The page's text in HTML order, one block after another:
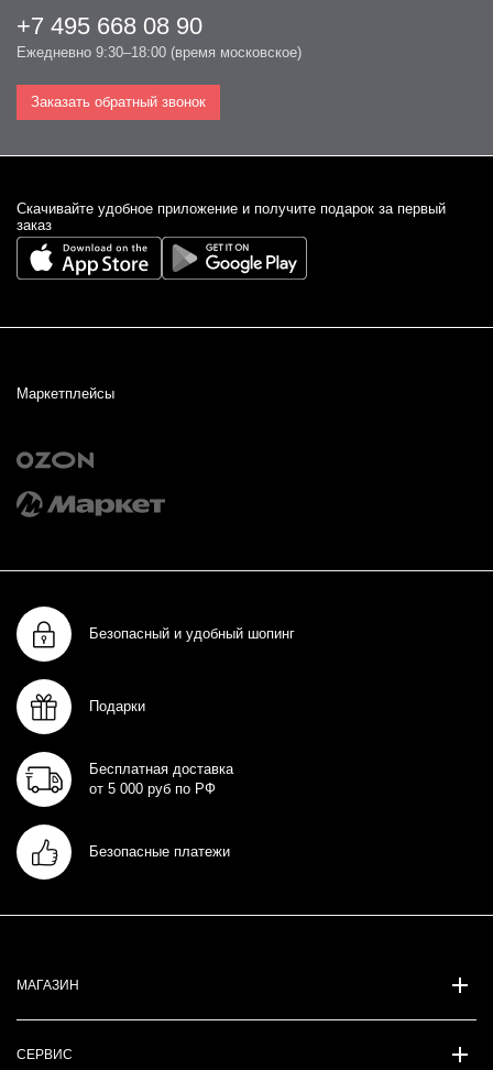
+7 495 668 08 90
Ежедневно 9:30–18:00 (время московское)
Заказать обратный звонок
Cкачивайте удобное приложение и получите подарок за первый
заказ
Маркетплейсы
Безопасный и удобный шопинг
Подарки
Бесплатная доставка
от 5 000 руб по РФ
Безопасные платежи
МАГАЗИН
СЕРВИС